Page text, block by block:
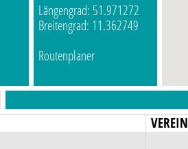
Längengrad: 51.971272
Breitengrad: 11.362749
Routenplaner
VEREIN